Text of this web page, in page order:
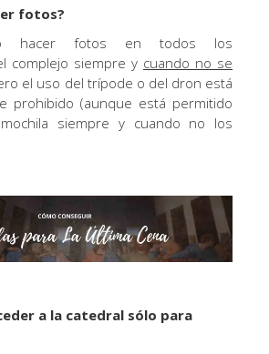
fotos?
hacer fotos en todos los
complejo siempre y cuando no se
el uso del trípode o del dron está
prohibido (aunque está permitido
siempre y cuando no los
a la catedral sólo para